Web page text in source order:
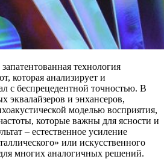
технология
которая анализирует и
с беспрецедентной точностью. В
эквалайзеров и энхансеров,
моделью восприятия,
которые важны для ясности и
– естественное усиление
или искусственного
многих аналогичных решений.